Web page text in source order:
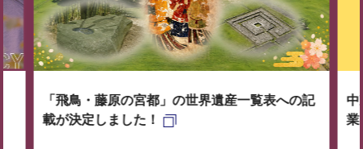
「飛鳥・藤原の宮都」の世界遺産一覧表への記
載が決定しました！
中
業